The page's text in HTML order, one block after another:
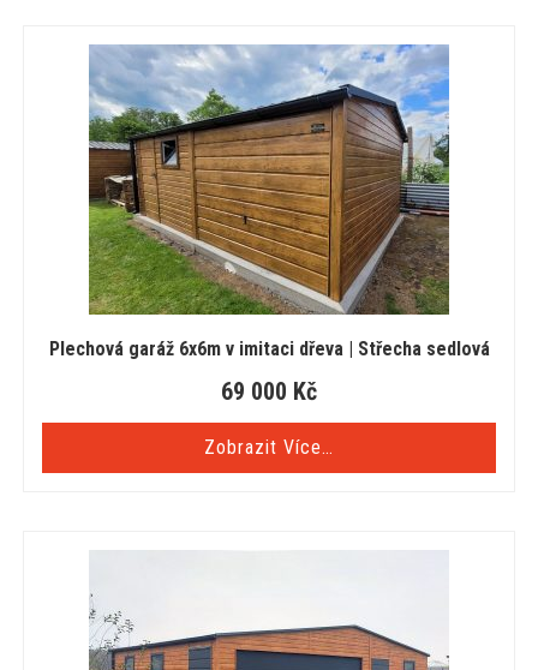
Plechová garáž 6x6m v imitaci dřeva | Střecha sedlová
69 000 Kč
Zobrazit Více…